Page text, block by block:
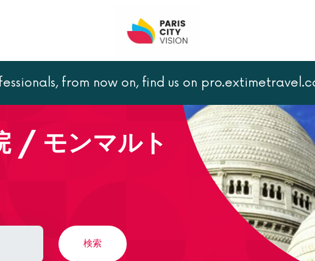
from now on, find us on
ル寺院 / モンマルトル
/ モンマルト
検索